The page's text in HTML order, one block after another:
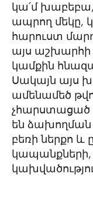
կա՛մ խաբեբա,
ապրող մեկը,
հարուստ
այս աշխարհի
կամքին
Սակայն այս
ամենամեծ
չհարստացած
են ձախողման
բեռի ներքո և
կապանքների,